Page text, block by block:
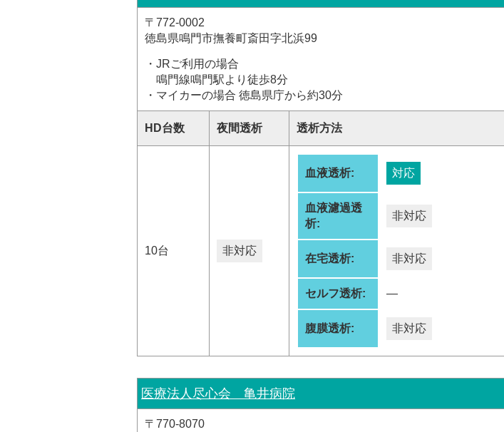
〒772-0002
徳島県鳴門市撫養町斎田字北浜99
・JRご利用の場合
鳴門線鳴門駅より徒歩8分
・マイカーの場合 徳島県庁から約30分
HD台数 夜間透析 透析方法
10台 非対応
血液透析: 対応
血液濾過透
析:
非対応
在宅透析: 非対応
セルフ透析: ―
腹膜透析: 非対応
医療法人尽心会 亀井病院
〒770-8070